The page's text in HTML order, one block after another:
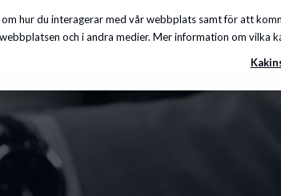
hur du interagerar med vår webbplats samt för att
och i andra medier. Mer information om vilka
oss Karriär Kunskapscenter